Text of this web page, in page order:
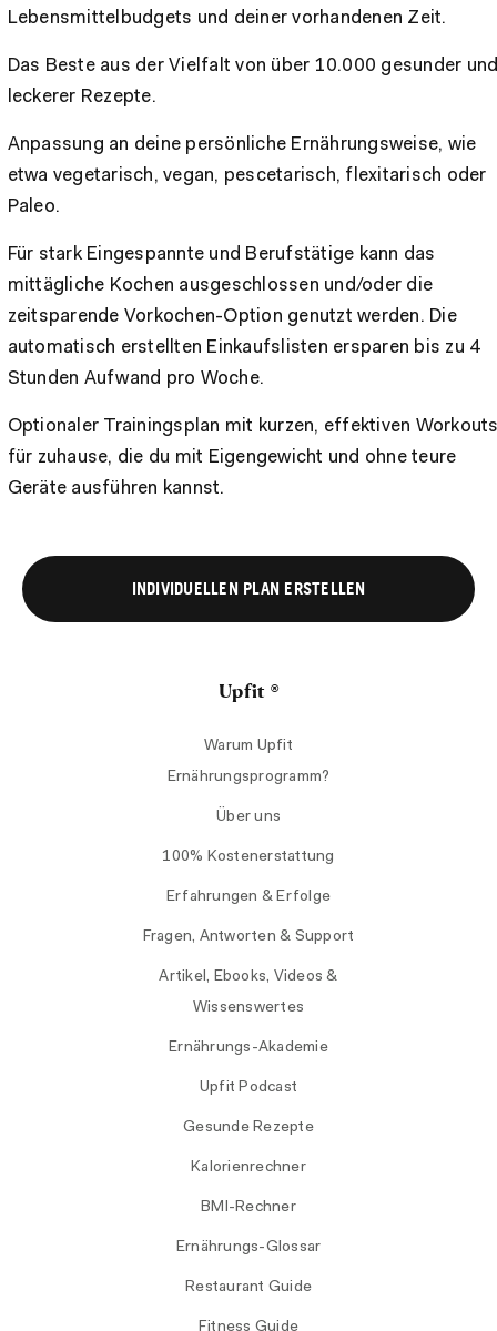
Lebensmittelbudgets und deiner vorhandenen Zeit.
Das Beste aus der Vielfalt von über 10.000 gesunder
leckerer Rezepte.
Anpassung an deine persönliche Ernährungsweise, wie
etwa vegetarisch, vegan, pescetarisch, flexitarisch oder
Paleo.
Für stark Eingespannte und Berufstätige kann das
mittägliche Kochen ausgeschlossen und/oder die
zeitsparende Vorkochen-Option genutzt werden. Die
automatisch erstellten Einkaufslisten ersparen bis zu 4
Stunden Aufwand pro Woche.
Optionaler Trainingsplan mit kurzen, effektiven
für zuhause, die du mit Eigengewicht und ohne teure
Geräte ausführen kannst.
INDIVIDUELLEN PLAN ERSTELLEN
Upfit ®
Warum Upfit
Ernährungsprogramm?
Über uns
100% Kostenerstattung
Erfahrungen & Erfolge
Fragen, Antworten & Support
Artikel, Ebooks, Videos &
Wissenswertes
Ernährungs-Akademie
Upfit Podcast
Gesunde Rezepte
Kalorienrechner
BMI-Rechner
Ernährungs-Glossar
Restaurant Guide
Fitness Guide